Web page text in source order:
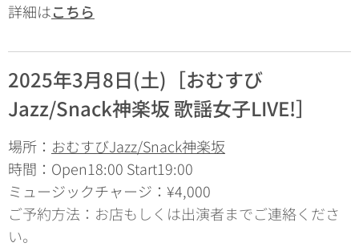
詳細はこちら
2025年3月8日(土)［おむすび
Jazz/Snack神楽坂 歌謡女子LIVE!］
場所： おむすびJazz/Snack神楽坂
時間：Open18:00 Start19:00
ミュージックチャージ：¥4,000
ご予約方法：お店もしくは出演者までご連絡くださ
い。